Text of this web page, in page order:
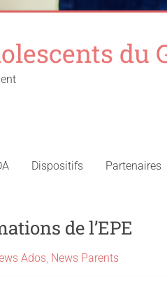
du
Dispositifs Partenaires
de l’EPE
Ados, News Parents